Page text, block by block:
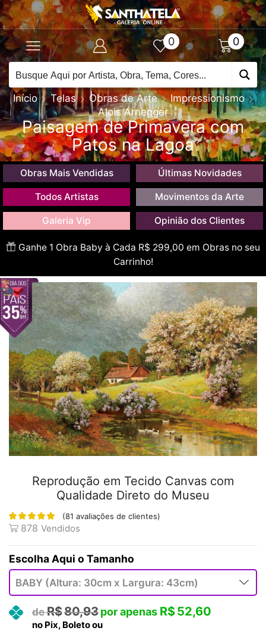
0 0
Início Telas Obras de Arte
Impressionismo
Alois Arnegger
Paisagem de Primavera com
Patos na Lagoa
Obras Mais Vendidas Últimas Novidades
Todos Artistas Movimentos da Arte
Galeria Vip Opinião dos Clientes
Ganhe 1 Obra Baby à Cada R$ 299,00 em Obras no seu
Carrinho!
Reprodução em Tecido Canvas com
Qualidade Direto do Museu
(81 avaliações de clientes)
878 Vendidos
Tamanho
R$80,93 R$52,60
no Pix, Boleto ou